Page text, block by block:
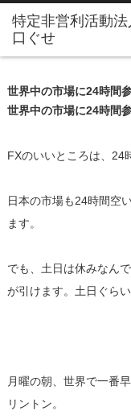
世界中の市場に24時間
世界中の市場に24時間
FXのいいところは、24
日本の市場も24時間空
ます。
でも、土日は休みなん
が引けます。土日ぐら
月曜の朝、世界で一番
リントン。